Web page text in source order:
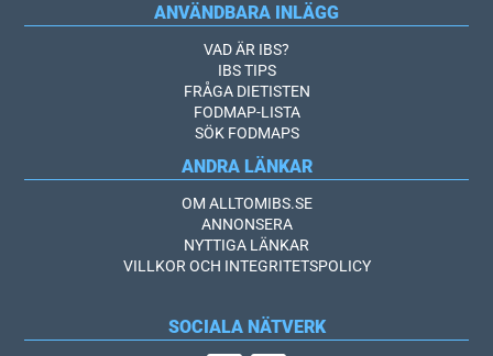
ANVÄNDBARA INLÄGG
VAD ÄR IBS?
IBS TIPS
FRÅGA DIETISTEN
FODMAP-LISTA
SÖK FODMAPS
ANDRA LÄNKAR
OM ALLTOMIBS.SE
ANNONSERA
NYTTIGA LÄNKAR
VILLKOR OCH INTEGRITETSPOLICY
SOCIALA NÄTVERK